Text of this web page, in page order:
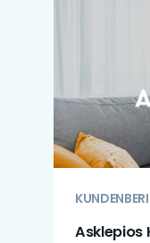
Asklepios